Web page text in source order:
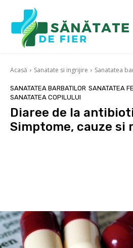
Acasă Sanatate si ingrijire Sanatatea
SANATATEA BARBATILOR SANATATEA
SANATATEA COPILULUI
Diaree de la
Simptome, cauze si